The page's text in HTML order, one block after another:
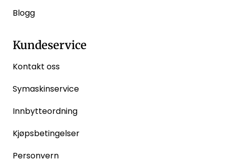
Blogg
Kundeservice
Kontakt oss
Symaskinservice
Innbytteordning
Kjøpsbetingelser
Personvern